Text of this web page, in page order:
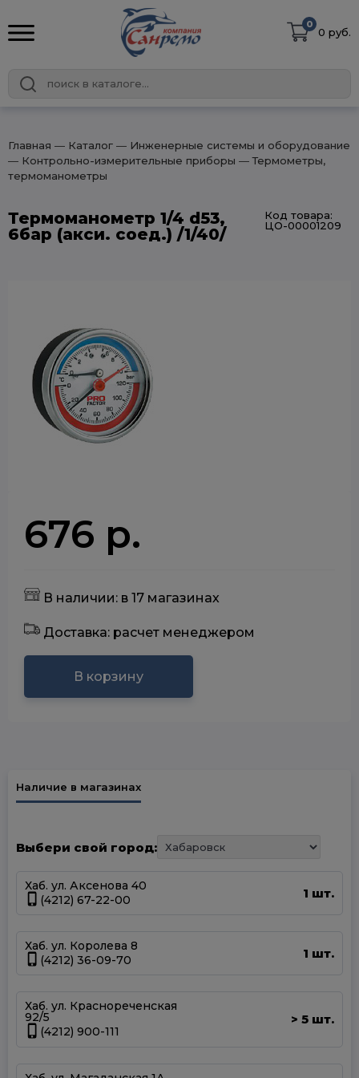
0
0 руб.
Главная ― Каталог ― Инженерные системы и оборудование
― Контрольно-измерительные приборы ― Термометры,
термоманометры
Термоманометр 1/4 d53,
6бар (акси. соед.) /1/40/
Код товара:
ЦО-00001209
676 р.
В наличии: в 17 магазинах
Доставка: расчет менеджером
В корзину
Наличие в магазинах
Выбери свой город:
Хаб. ул. Аксенова 40
(4212) 67-22-00
1 шт.
Хаб. ул. Королева 8
(4212) 36-09-70
1 шт.
Хаб. ул. Краснореченская
92/5
(4212) 900-111
> 5 шт.